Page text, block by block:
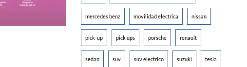
mercedes benz movilidad electrica nissan
pick-up pick ups porsche renault
sedan suv suv electrico suzuki tesla